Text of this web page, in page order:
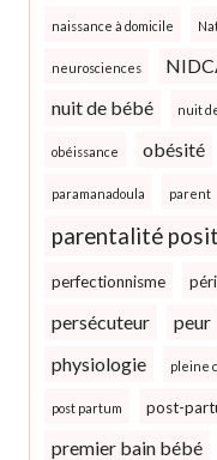
naissance à domicile
neurosciences
nuit de bébé
nuit
obéissance obésité
paramanadoula parent
parentalité
perfectionnisme
persécuteur
peur
physiologie pleine
post partum post-
premier bain bébé